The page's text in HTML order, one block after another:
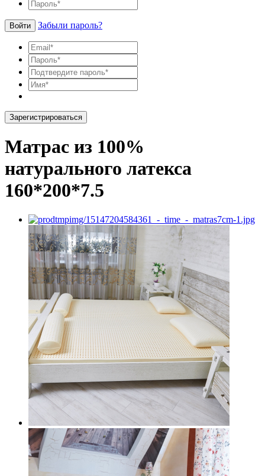
Войти Забыли пароль?
Зарегистрироваться
Матрас из 100%
натурального латекса
160*200*7.5